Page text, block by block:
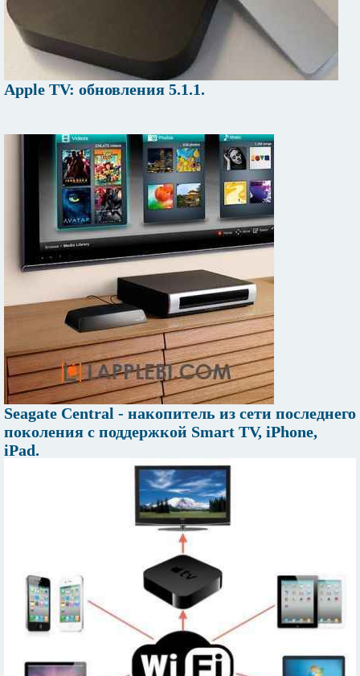
Apple TV: обновления 5.1.1.
Seagate Central - накопитель из сети последнего
поколения с поддержкой Smart TV, iPhone,
iPad.